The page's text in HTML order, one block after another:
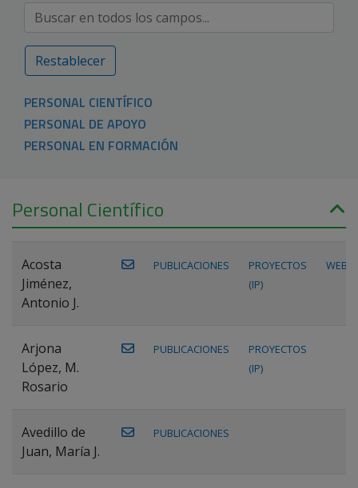
Restablecer
PERSONAL CIENTÍFICO
PERSONAL DE APOYO
PERSONAL EN FORMACIÓN
Personal Científico
Acosta
Jiménez,
Antonio J.
PUBLICACIONES
PROYECTOS
(IP)
WEB
Arjona
López, M.
Rosario
PUBLICACIONES
PROYECTOS
(IP)
Avedillo de
Juan, María J.
PUBLICACIONES